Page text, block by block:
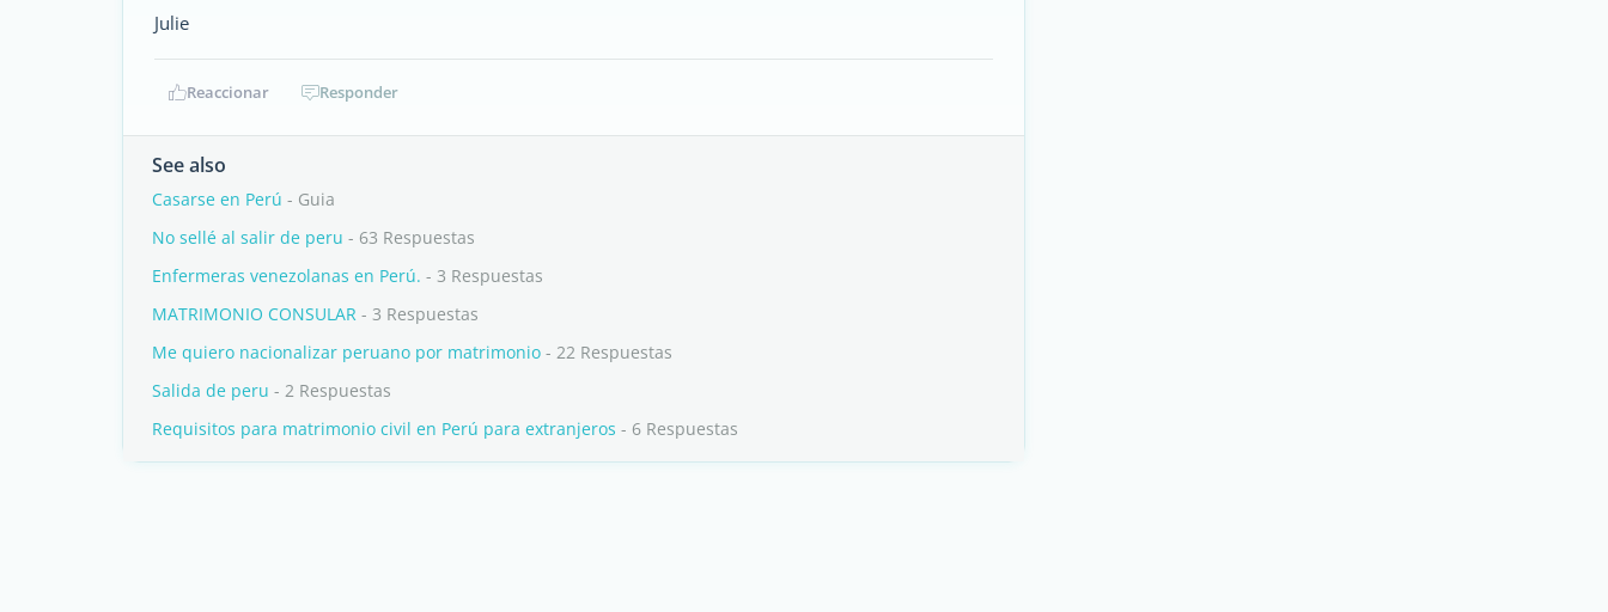
Julie
Reaccionar Responder
See also
Casarse en Perú - Guia
No sellé al salir de peru - 63 Respuestas
Enfermeras venezolanas en Perú. - 3 Respuestas
MATRIMONIO CONSULAR - 3 Respuestas
Me quiero nacionalizar peruano por matrimonio - 22 Respuestas
Salida de peru - 2 Respuestas
Requisitos para matrimonio civil en Perú para extranjeros - 6 Respuestas